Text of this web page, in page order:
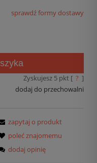
sprawdź formy dostawy
Zyskujesz 5pkt [ ? ]
dodaj do przechowalni
zapytaj o produkt
poleć znajomemu
dodaj opinię